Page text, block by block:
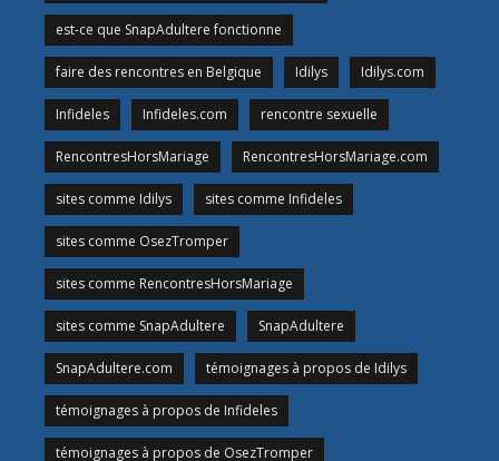
est-ce que SnapAdultere fonctionne
faire des rencontres en Belgique Idilys Idilys.com
Infideles Infideles.com rencontre sexuelle
RencontresHorsMariage RencontresHorsMariage.com
sites comme Idilys sites comme Infideles
sites comme OsezTromper
sites comme RencontresHorsMariage
sites comme SnapAdultere SnapAdultere
SnapAdultere.com témoignages à propos de Idilys
témoignages à propos de Infideles
témoignages à propos de OsezTromper